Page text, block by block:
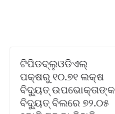
ଟିପିଡବ୍ଲୁଓଡିଏଲ୍
ପକ୍ଷରୁ ୧୦.୭୧ ଲକ୍ଷ
ବିଦ୍ୟୁତ୍ ଉପଭୋକ୍ତାଙ୍କ
ବିଦ୍ୟୁତ୍ ବିଲରେ ୭୨.୦୫